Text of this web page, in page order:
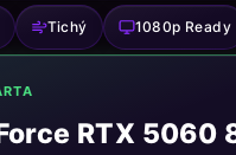
Tichý 1080p Ready
RTX 5060